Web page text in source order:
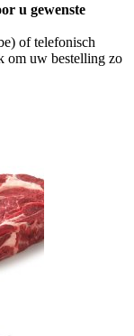
u gewenste
of telefonisch
om uw bestelling zo